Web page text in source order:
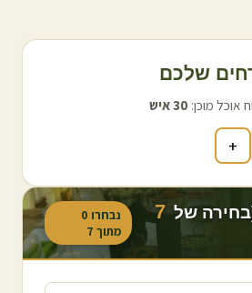
אוכל מוכן: 30איש
+
של 7 נבחרו 0
מתוך 7